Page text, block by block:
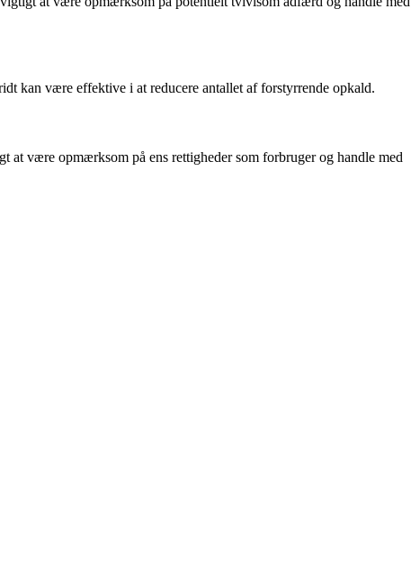
kan være effektive i at reducere antallet af forstyrrende opkald.
være opmærksom på ens rettigheder som forbruger og handle med